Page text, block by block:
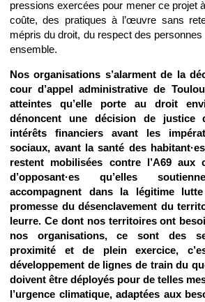
pressions exercées pour mener ce projet
coûte, des pratiques à l’œuvre sans
mépris du droit, du respect des
ensemble.
Nos organisations s’alarment de la
cour d’appel administrative de
atteintes qu’elle porte au droit
dénoncent une décision de justice
intérêts financiers avant les
sociaux, avant la santé des
restent mobilisées contre l’A69 aux
d’opposant·es qu’elles
accompagnent dans la légitime
promesse du désenclavement du
leurre. Ce dont nos territoires ont
nos organisations, ce sont des
proximité et de plein exercice,
développement de lignes de train du
doivent être déployés pour de telles
l’urgence climatique, adaptées aux